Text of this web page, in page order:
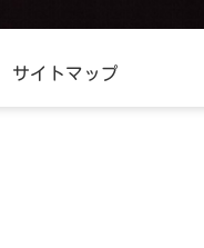
サイトマップ